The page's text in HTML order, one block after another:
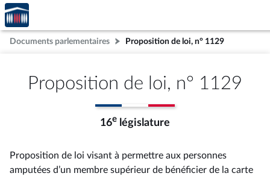
Aller au contenu
Aller en bas de la page
Accèder
à la
page
d'accueil
Documents parlementaires Proposition de loi, n° 1129
Proposition de loi, n° 1129
16e législature
Proposition de loi visant à permettre aux personnes
amputées d’un membre supérieur de bénéficier de la carte